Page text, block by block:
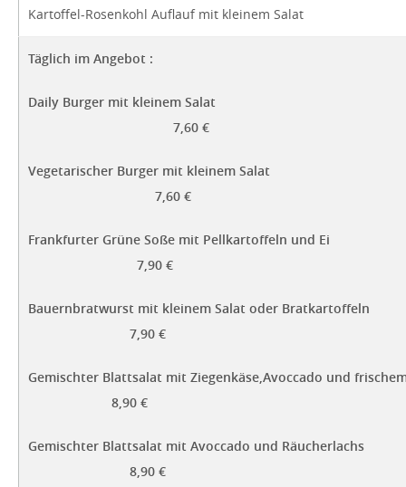
Kartoffel-Rosenkohl Auflauf mit kleinem Salat
Täglich im Angebot :
Daily Burger mit
7,60 €
Vegetarischer Burger
7,60 €
Frankfurter Grüne Soße mit
7,90 €
Bauernbratwurst mit kleinem
7,90 €
Gemischter Blattsalat mit
8,90 €
Gemischter Blattsalat mit
8,90 €